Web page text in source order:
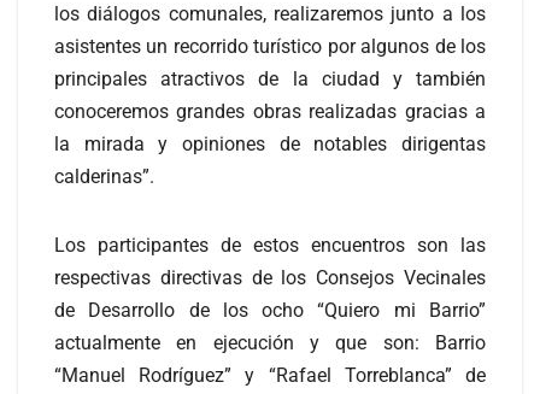
los diálogos comunales, realizaremos junto a los
asistentes un recorrido turístico por algunos de los
principales atractivos de la ciudad y también
conoceremos grandes obras realizadas gracias a
la mirada y opiniones de notables dirigentas
calderinas”.
Los participantes de estos encuentros son las
respectivas directivas de los Consejos Vecinales
de Desarrollo de los ocho “Quiero mi Barrio”
actualmente en ejecución y que son: Barrio
“Manuel Rodríguez” y “Rafael Torreblanca” de